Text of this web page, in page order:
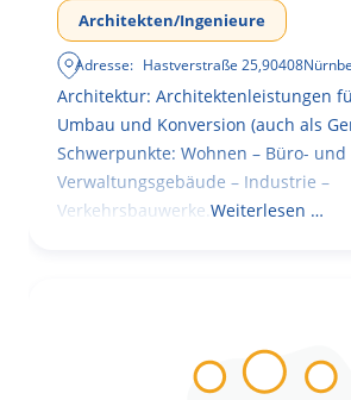
Architekten/Ingenieure
Adresse: Hastverstraße 25,90408
Architektur: Architektenleistungen
Umbau und Konversion (auch als
Schwerpunkte: Wohnen – Büro- und
Verwaltungsgebäude – Industrie –
Verkehrsbauwerke. Weiterlesen …